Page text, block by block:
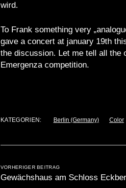
wird.
To Frank something very
gave a concert at january 19th
the discussion. Let me tell all the
Emergenza competition.
KATEGORIEN: Berlin (Germany) Color
VORHERIGER BEITRAG
Gewächshaus am Schloss